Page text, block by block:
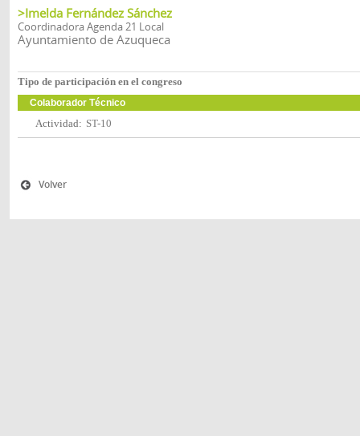
>Imelda Fernández Sánchez
Coordinadora Agenda 21 Local
Ayuntamiento de Azuqueca
Tipo de participación en el congreso
Colaborador Técnico
Actividad: ST-10
Volver